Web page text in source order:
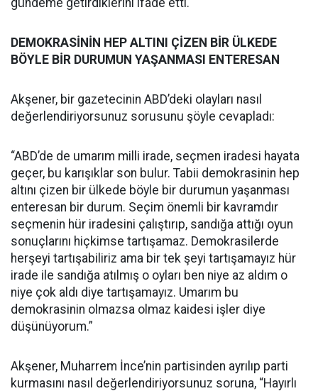
DEMOKRASİNİN HEP ALTINI ÇİZEN BİR ÜLKEDE
BÖYLE BİR DURUMUN YAŞANMASI ENTERESAN
Akşener, bir gazetecinin ABD’deki olayları nasıl
değerlendiriyorsunuz sorusunu şöyle cevapladı:
“ABD’de de umarım milli irade, seçmen iradesi hayata
geçer, bu karışıklar son bulur. Tabii demokrasinin hep
altını çizen bir ülkede böyle bir durumun yaşanması
enteresan bir durum. Seçim önemli bir kavramdır
seçmenin hür iradesini çalıştırıp, sandığa attığı oyun
sonuçlarını hiçkimse tartışamaz. Demokrasilerde
herşeyi tartışabiliriz ama bir tek şeyi tartışamayız hür
irade ile sandığa atılmış o oyları ben niye az aldım o
niye çok aldı diye tartışamayız. Umarım bu
demokrasinin olmazsa olmaz kaidesi işler diye
düşünüyorum.”
Akşener, Muharrem İnce’nin partisinden ayrılıp parti
kurmasını nasıl değerlendiriyorsunuz soruna, “Hayırlı